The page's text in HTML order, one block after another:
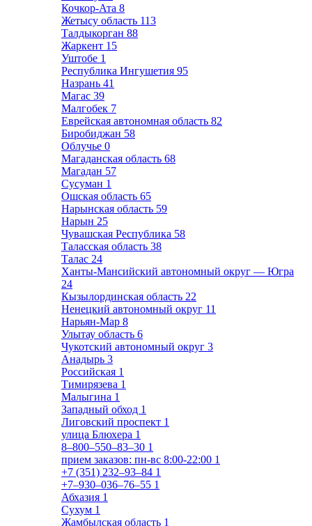
Кочкор-Ата 8
Жетысу область 113
Талдыкорган 88
Жаркент 15
Уштобе 1
Республика Ингушетия 95
Назрань 41
Магас 39
Малгобек 7
Еврейская автономная область 82
Биробиджан 58
Облучье 0
Магаданская область 68
Магадан 57
Сусуман 1
Ошская область 65
Нарынская область 59
Нарын 25
Чувашская Республика 58
Таласская область 38
Талас 24
Ханты-Мансийский автономный округ — Югра
24
Кызылординская область 22
Ненецкий автономный округ 11
Нарьян-Мар 8
Улытау область 6
Чукотский автономный округ 3
Анадырь 3
Российская 1
Тимирязева 1
Малыгина 1
Западный обход 1
Лиговский проспект 1
улица Блюхера 1
8‒800‒550‒83‒30 1
прием заказов: пн-вс 8:00-22:00 1
+7 (351) 232‒93‒84 1
+7‒930‒036‒76‒55 1
Абхазия 1
Сухум 1
Жамбылская область 1